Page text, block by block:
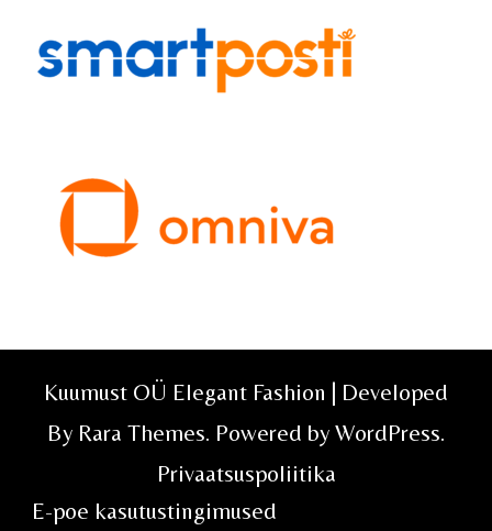
Kuumust OÜ Elegant Fashion | Developed
By Rara Themes. Powered by WordPress.
Privaatsuspoliitika
E-poe kasutustingimused